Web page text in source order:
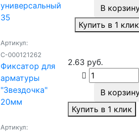
универсальный
35
В
Купить в 1 клик
Артикул:
С-000121262
Фиксатор для
арматуры
"Звездочка"
20мм
2.63 руб.
В
Купить в 1 клик
Артикул: